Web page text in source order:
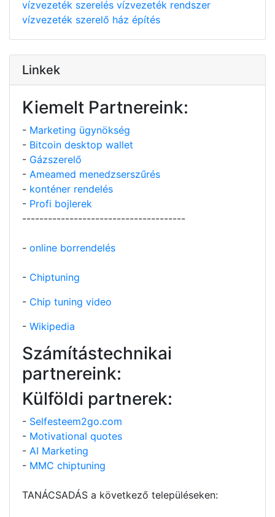
vízvezeték szerelés vízvezeték rendszer
vízvezeték szerelő ház építés
Linkek
Kiemelt Partnereink:
- Marketing ügynökség
- Bitcoin desktop wallet
- Gázszerelő
- Ameamed menedzserszűrés
- konténer rendelés
- Profi bojlerek
--------------------------------------
- online borrendelés
- Chiptuning
- Chip tuning video
- Wikipedia
Számítástechnikai
partnereink:
Külföldi partnerek:
- Selfesteem2go.com
- Motivational quotes
- AI Marketing
- MMC chiptuning
TANÁCSADÁS a következő településeken: